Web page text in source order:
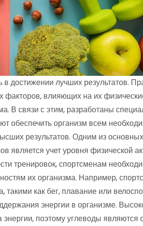
достижении лучших результатов.
влияющих на их
В связи с этим, разработаны
обеспечить организм всем
результатов. Одним из
является учет уровня физической
тренировок, спортсменам
их организма. Например,
как бег, плавание или
энергии в организме.
энергии, поэтому углеводы